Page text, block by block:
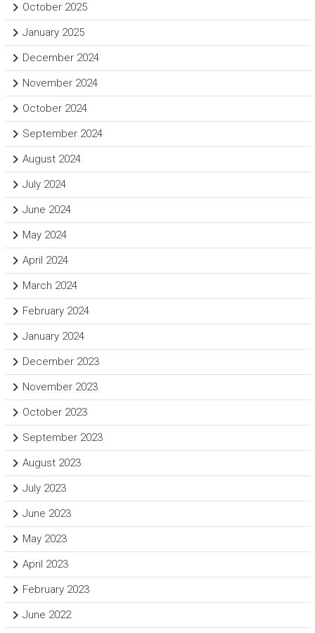
October 2025
January 2025
December 2024
November 2024
October 2024
September 2024
August 2024
July 2024
June 2024
May 2024
April 2024
March 2024
February 2024
January 2024
December 2023
November 2023
October 2023
September 2023
August 2023
July 2023
June 2023
May 2023
April 2023
February 2023
June 2022